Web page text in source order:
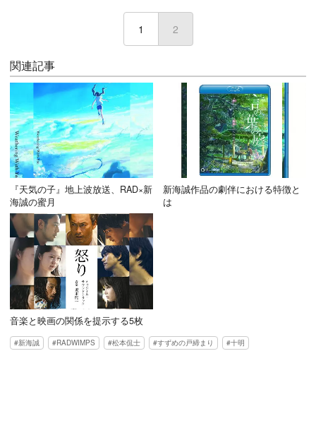
1 2
関連記事
『天気の子』地上波放送、RAD×新
海誠の蜜月
新海誠作品の劇伴における特徴と
は
音楽と映画の関係を提示する5枚
新海誠 RADWIMPS 松本侃士 すずめの戸締まり 十明